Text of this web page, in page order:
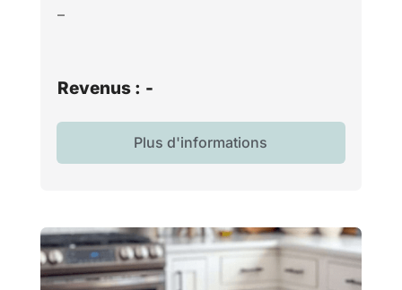
–
Revenus : -
Plus d'informations